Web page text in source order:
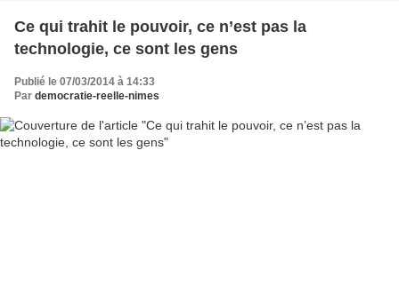
Ce qui trahit le pouvoir, ce n’est pas la
technologie, ce sont les gens
Publié le 07/03/2014 à 14:33
Par democratie-reelle-nimes